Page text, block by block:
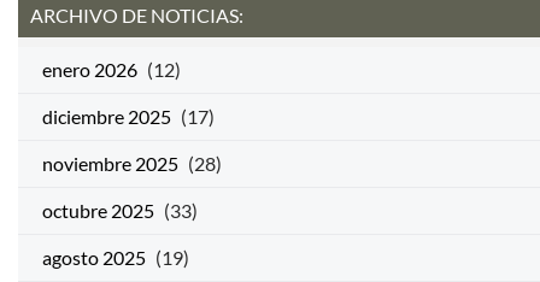
ARCHIVO DE NOTICIAS:
enero 2026 (12)
diciembre 2025 (17)
noviembre 2025 (28)
octubre 2025 (33)
agosto 2025 (19)